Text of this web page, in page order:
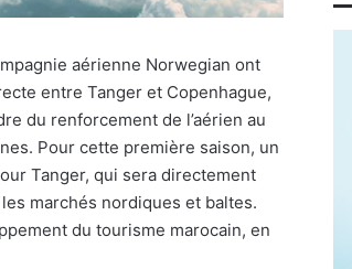
aérienne Norwegian ont
entre Tanger et Copenhague,
du renforcement de l’aérien au
Pour cette première saison, un
Tanger, qui sera directement
marchés nordiques et baltes.
du tourisme marocain, en